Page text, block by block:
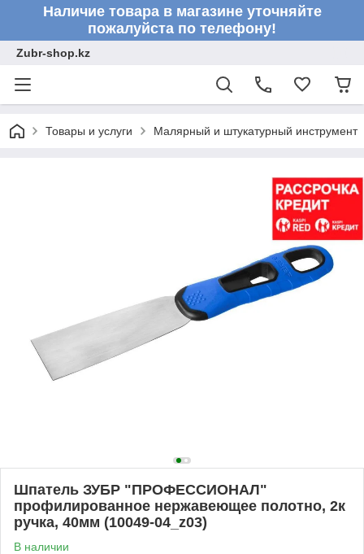
Наличие товара в магазине уточняйте
пожалуйста по телефону!
Zubr-shop.kz
Товары и услуги Малярный и штукатурный инструмент
Шпатель ЗУБР "ПРОФЕССИОНАЛ"
профилированное нержавеющее полотно, 2к
ручка, 40мм (10049-04_z03)
В наличии